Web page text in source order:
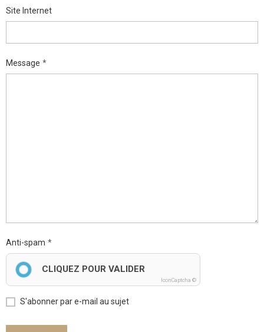
Site Internet
Message
Anti-spam
CLIQUEZ POUR VALIDER
IconCaptcha ©
S'abonner par e-mail au sujet